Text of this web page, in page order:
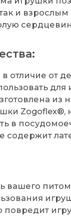
и
в отличие от
для
из
Zogoflex®,
в
содержит
вашего
повредит